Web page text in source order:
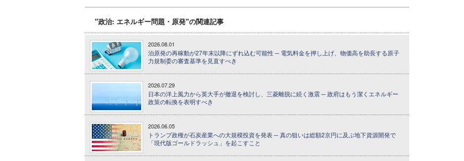
"政治: エネルギー問題・原発"の関連記事
2026.08.01
泊原発の再稼動が27年末以降にずれ込む可能性 ─ 電気料金を押し上げ、物価高を助長する原子
力規制委の審査基準を見直すべき
2026.07.29
日本の洋上風力から英大手が撤退を検討し、三菱離脱に続く激震 ─ 政府はもう潔くエネルギー
政策の転換を表明すべき
2026.06.05
トランプ政権が石炭産業への大規模投資を発表 ─ 真の狙いは総額2京円に及ぶ地下資源開発で
「現代版ゴールドラッシュ」を起こすこと